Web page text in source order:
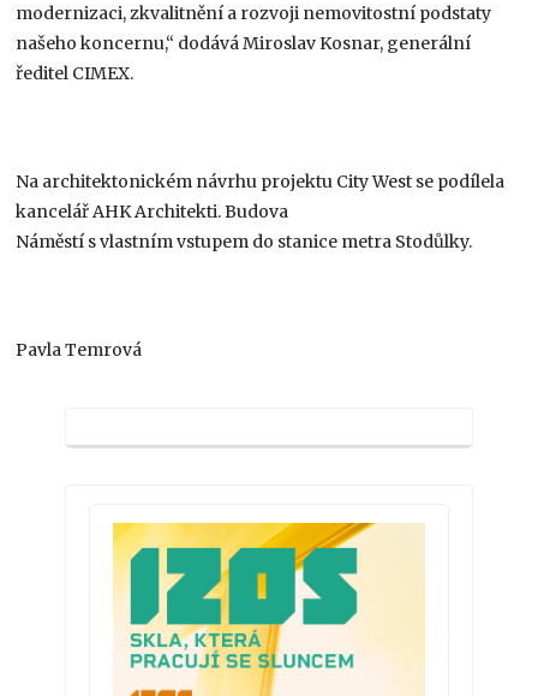
modernizaci, zkvalitnění a rozvoji nemovitostní podstaty
našeho koncernu,“ dodává Miroslav Kosnar, generální
ředitel CIMEX.
Na architektonickém návrhu projektu City West se podílela
kancelář AHK Architekti. Budova
Náměstí s vlastním vstupem do stanice metra Stodůlky.
Pavla Temrová